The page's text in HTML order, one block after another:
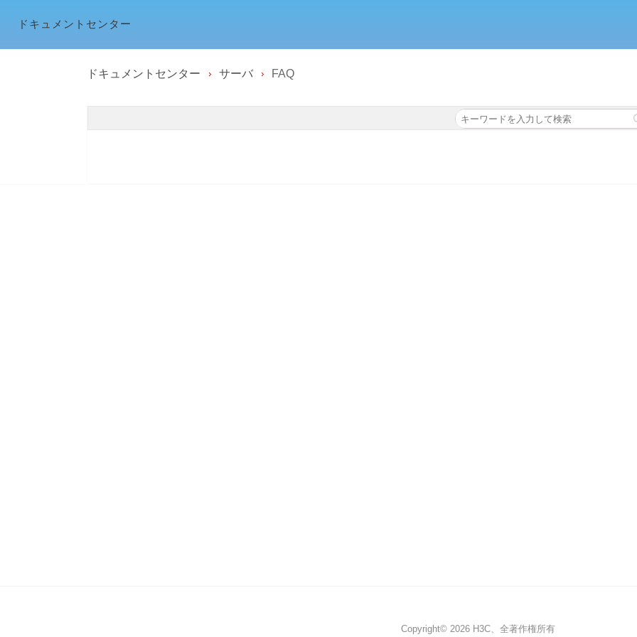
ドキュメントセンター
ドキュメントセンター サーバ FAQ
Copyright© 2026 H3C、全著作権所有